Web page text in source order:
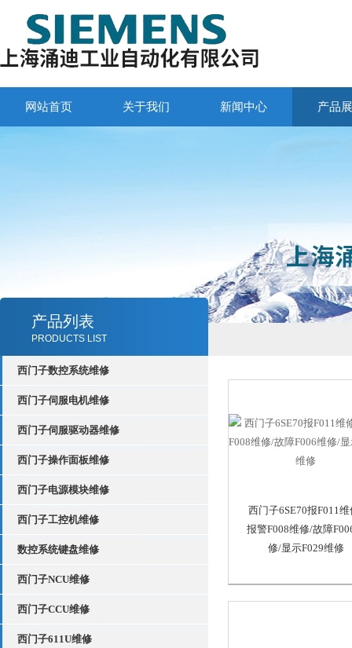
网站首页 关于我们 新闻中心 产品
产品列表
PRODUCTS LIST
西门子数控系统维修
西门子伺服电机维修
西门子伺服驱动器维修
西门子操作面板维修
西门子电源模块维修
西门子工控机维修
数控系统键盘维修
西门子NCU维修
西门子CCU维修
西门子611U维修
西门子6SE70报F011
报警F008维修/故障
修/显示F029维修